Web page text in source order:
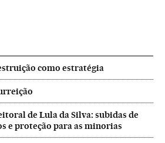
como estratégia
de Lula da Silva: subidas de
e proteção para as minorias